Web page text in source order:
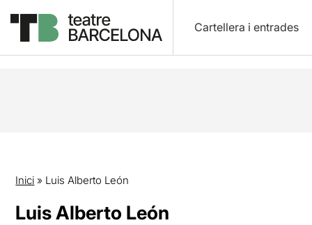
Cartellera i entrades
Inici » Luis Alberto León
Luis Alberto León